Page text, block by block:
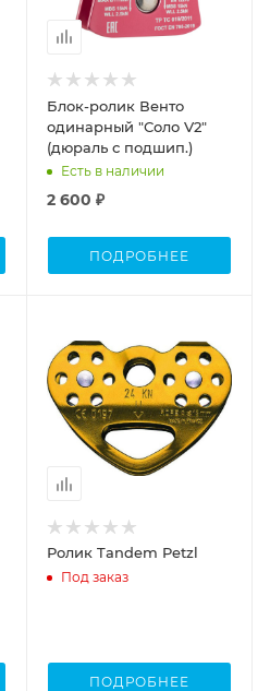
Блок-ролик Венто
одинарный "Соло V2"
(дюраль с подшип.)
Есть в наличии
2 600 ₽
ПОДРОБНЕЕ
Ролик Tandem Petzl
Под заказ
ПОДРОБНЕЕ